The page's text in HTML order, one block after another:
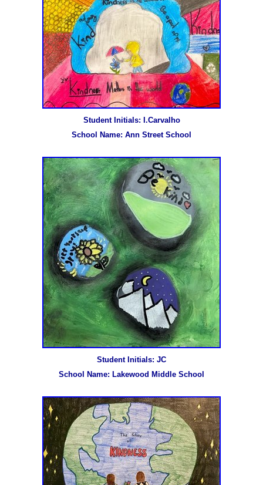
Student Initials: I.Carvalho
School Name: Ann Street School
Student Initials: JC
School Name: Lakewood Middle School